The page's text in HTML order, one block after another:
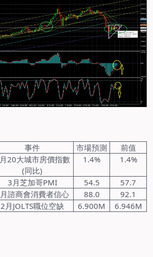
事件 市場預測
前值
月20大城市房價指數
(同比)
1.4% 1.4%
3月芝加哥PMI 54.5
57.7
月諮商會消費者信心 88.0
92.1
2月 JOLTS職位空缺 6.900M 6.946M